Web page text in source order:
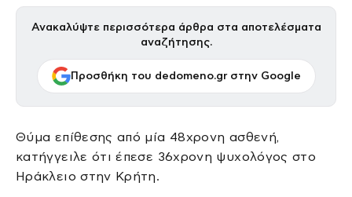
Ανακαλύψτε περισσότερα άρθρα στα αποτελέσματα
αναζήτησης.
Προσθήκη του dedomeno.gr στην Google
Θύμα επίθεσης από μία 48χρονη ασθενή,
κατήγγειλε ότι έπεσε 36χρονη ψυχολόγος στο
Ηράκλειο στην Κρήτη.